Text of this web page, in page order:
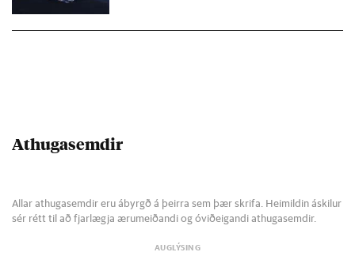
Athugasemdir
Allar athugasemdir eru ábyrgð á þeirra sem þær skrifa. Heimildin áskilur
sér rétt til að fjarlægja ærumeiðandi og óviðeigandi athugasemdir.